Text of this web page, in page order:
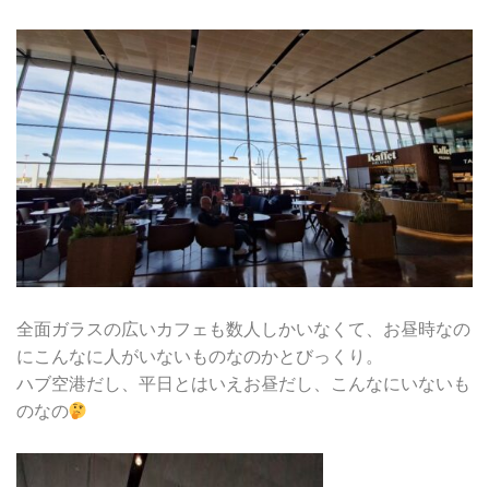
全面ガラスの広いカフェも数人しかいなくて、お昼時なの
にこんなに人がいないものなのかとびっくり。
ハブ空港だし、平日とはいえお昼だし、こんなにいないも
のなの